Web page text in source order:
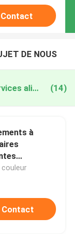
Contact
DE NOUS
China Essuie-glaces pour les services alimentaires (14)
à
couleur
Contact